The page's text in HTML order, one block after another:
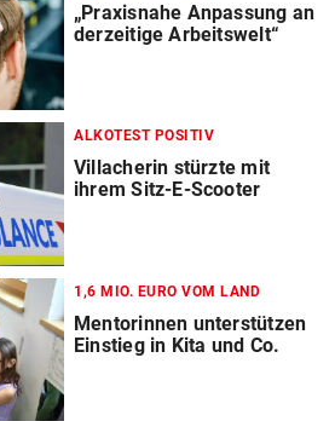
„Praxisnahe Anpassung an
derzeitige Arbeitswelt“
ALKOTEST POSITIV
Villacherin stürzte mit
ihrem Sitz-E-Scooter
1,6 MIO. EURO VOM LAND
Mentorinnen unterstützen
Einstieg in Kita und Co.